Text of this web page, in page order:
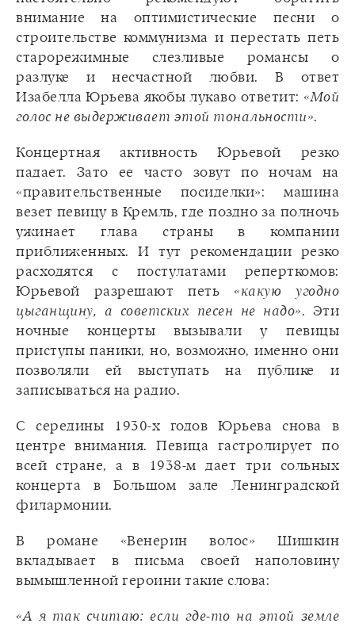
внимание на оптимистические песни о
строительстве коммунизма и перестать петь
старорежимные слезливые романсы о
разлуке и несчастной любви. В ответ
Изабелла Юрьева якобы лукаво ответит: «Мой
голос не выдерживает этой тональности».
Концертная активность Юрьевой резко
падает. Зато ее часто зовут по ночам на
«правительственные посиделки»: машина
везет певицу в Кремль, где поздно за полночь
ужинает глава страны в компании
приближенных. И тут рекомендации резко
расходятся с постулатами реперткомов:
Юрьевой разрешают петь «какую угодно
цыганщину, а советских песен не надо». Эти
ночные концерты вызывали у певицы
приступы паники, но, возможно, именно они
позволяли ей выступать на публике и
записываться на радио.
С середины 1930-х годов Юрьева снова в
центре внимания. Певица гастролирует по
всей стране, а в 1938-м дает три сольных
концерта в Большом зале Ленинградской
филармонии.
В романе «Венерин волос» Шишкин
вкладывает в письма своей наполовину
вымышленной героини такие слова:
«А я так считаю: если где-то на этой земле